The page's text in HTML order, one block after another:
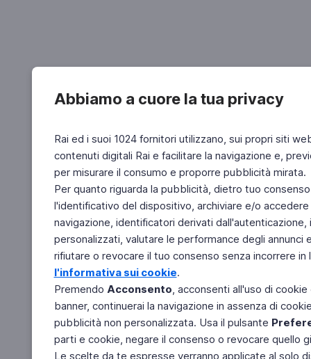
Abbiamo a cuore la tua privacy
Rai ed i suoi 1024 fornitori utilizzano, sui propri siti
contenuti digitali Rai e facilitare la navigazione e,
per misurare il consumo e proporre pubblicità mirata.
Per quanto riguarda la pubblicità, dietro tuo
l'identificativo del dispositivo, archiviare e/o
navigazione, identificatori derivati
personalizzati, valutare le performance degli
rifiutare o revocare il tuo consenso senza incorrere
l'informativa sui cookie.
Premendo Acconsento, acconsenti all'uso di
banner, continuerai la navigazione in assenza di
pubblicità non personalizzata. Usa il pulsante
parti e cookie, negare il consenso o revocare quello
Le scelte da te espresse verranno applicate al solo